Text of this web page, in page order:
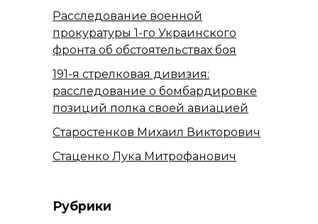
Расследование военной
прокуратуры 1-го Украинского
фронта об обстоятельствах боя
191-я стрелковая дивизия:
расследование о бомбардировке
позиций полка своей авиацией
Старостенков Михаил Викторович
Стаценко Лука Митрофанович
Рубрики